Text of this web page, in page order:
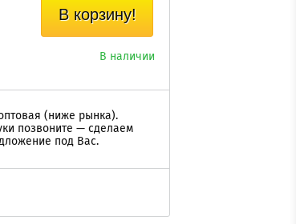
В корзину!
В наличии
(ниже рынка).
позвоните — сделаем
под Вас.